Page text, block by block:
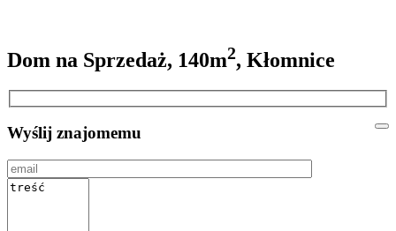
Dom na Sprzedaż, 140m2, Kłomnice
Wyślij znajomemu